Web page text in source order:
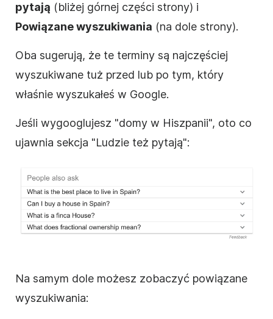
pytają (bliżej górnej części strony) i
Powiązane wyszukiwania (na dole strony).
Oba sugerują, że te terminy są najczęściej
wyszukiwane tuż przed lub po tym, który
właśnie wyszukałeś w Google.
Jeśli wygooglujesz "domy w Hiszpanii", oto co
ujawnia sekcja "Ludzie też pytają":
Na samym dole możesz zobaczyć powiązane
wyszukiwania: